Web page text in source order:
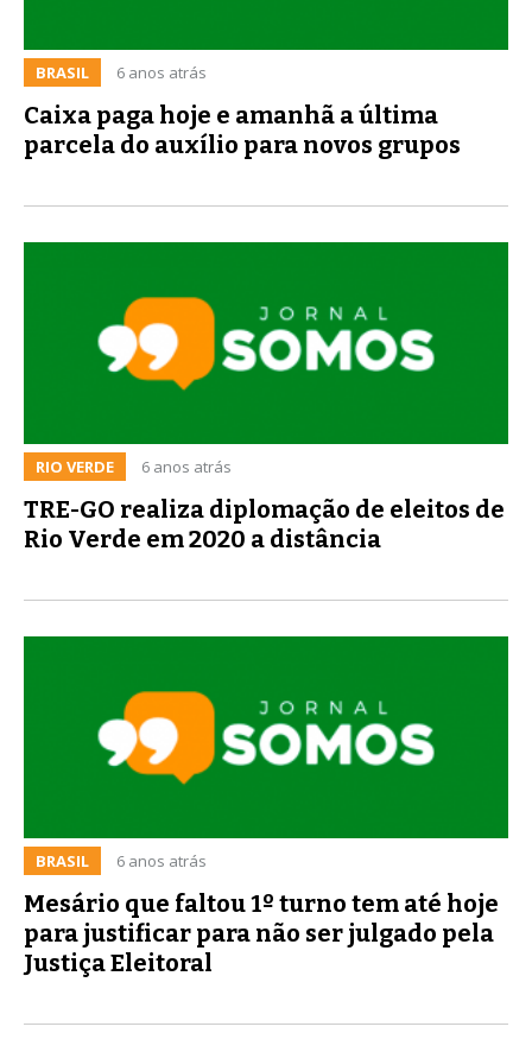
BRASIL 6 anos atrás
Caixa paga hoje e amanhã a última
parcela do auxílio para novos grupos
RIO VERDE 6 anos atrás
TRE-GO realiza diplomação de eleitos de
Rio Verde em 2020 a distância
BRASIL 6 anos atrás
Mesário que faltou 1º turno tem até hoje
para justificar para não ser julgado pela
Justiça Eleitoral